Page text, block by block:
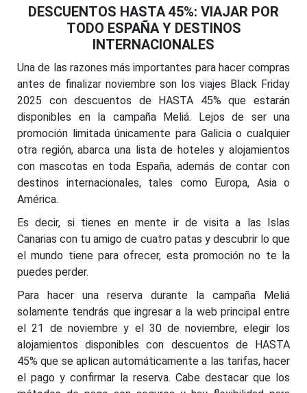
DESCUENTOS HASTA 45%: VIAJAR POR
TODO ESPAÑA Y DESTINOS
INTERNACIONALES
Una de las razones más importantes para hacer compras
antes de finalizar noviembre son los viajes Black Friday
2025 con descuentos de HASTA 45% que estarán
disponibles en la campaña Meliá. Lejos de ser una
promoción limitada únicamente para Galicia o cualquier
otra región, abarca una lista de hoteles y alojamientos
con mascotas en toda España, además de contar con
destinos internacionales, tales como Europa, Asia o
América.
Es decir, si tienes en mente ir de visita a las Islas
Canarias con tu amigo de cuatro patas y descubrir lo que
el mundo tiene para ofrecer, esta promoción no te la
puedes perder.
Para hacer una reserva durante la campaña Meliá
solamente tendrás que ingresar a la web principal entre
el 21 de noviembre y el 30 de noviembre, elegir los
alojamientos disponibles con descuentos de HASTA
45% que se aplican automáticamente a las tarifas, hacer
el pago y confirmar la reserva. Cabe destacar que los